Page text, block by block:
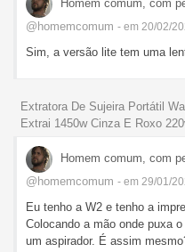
Homem comum, com
@homemcomum - em 20/02/
Sim, a versão lite tem uma
Extratora De Sujeira Portátil
Extrai 1450w Cinza E Roxo
Homem comum, com
@homemcomum - em 29/01/
Eu tenho a W2 e tenho a
Colocando a mão onde puxa
um aspirador. É assim